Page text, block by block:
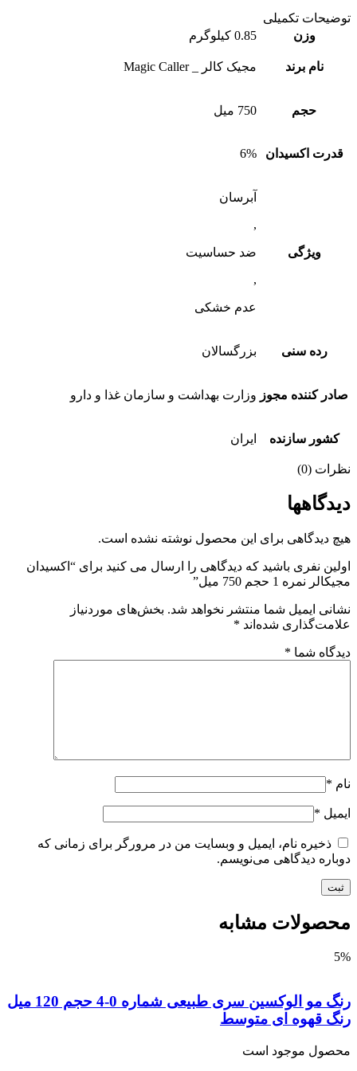
تکمیلی
وزن
0.85 کیلوگرم
نام برند مجیک کالر _ Magic Caller
حجم
اکسیدان 6%
ویژگی
آبرسان
ضد حساسیت
عدم خشکی
رده سنی بزرگسالان
کننده مجوز وزارت بهداشت و سازمان غذا و دارو
سازنده ایران
(0)
دیدگاهی برای این محصول نوشته نشده است.
نفری باشید که دیدگاهی را ارسال می کنید برای “اکسیدان
نمره 1 حجم 750 میل”
ایمیل شما منتشر نخواهد شد. بخش‌های موردنیاز
شده‌اند*
شما*
*
*
ذخیره نام، ایمیل و وبسایت من در مرورگر برای زمانی که
دیدگاهی می‌نویسم.
مشابه
رنگ مو الوکسین سری طبیعی شماره 0-4 حجم 120 میل
قهوه ای متوسط
موجود است